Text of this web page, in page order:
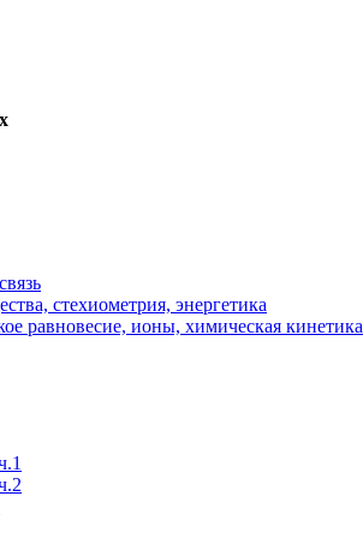
стехиометрия, энергетика
равновесие, ионы, химическая кинетика